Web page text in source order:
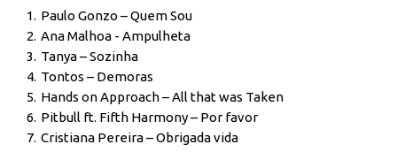
Paulo Gonzo – Quem Sou
Ana Malhoa - Ampulheta
Tanya – Sozinha
Tontos – Demoras
Hands on Approach – All that was Taken
Pitbull ft. Fifth Harmony – Por favor
Cristiana Pereira – Obrigada vida